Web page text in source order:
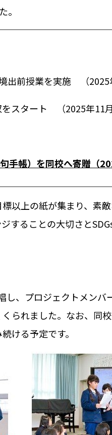
。
出前授業を実施 （2025
をスタート （2025年11
手帳）を同校へ寄贈（
以上の紙が集まり、素
することの大切さと
し、プロジェクトメンバ
られました。なお、同
ける予定です。